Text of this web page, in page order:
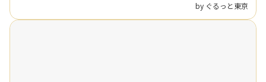
by ぐるっと東京